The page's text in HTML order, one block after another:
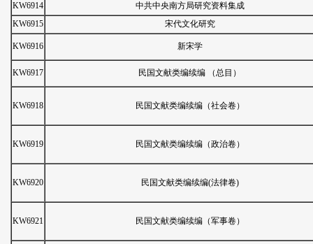
KW6914
中共中央南方局研究资料集成
KW6915
宋代文化研究
KW6916 新宋学
KW6917 民国文献类编续编 （总目）
KW6918 民国文献类编续编（社会卷）
KW6919 民国文献类编续编（政治卷）
KW6920 民国文献类编续编(法律卷)
KW6921 民国文献类编续编（军事卷）